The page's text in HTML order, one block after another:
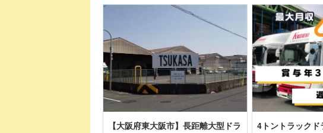
【大阪府東大阪市】長距離大型ドラ
4トントラックド